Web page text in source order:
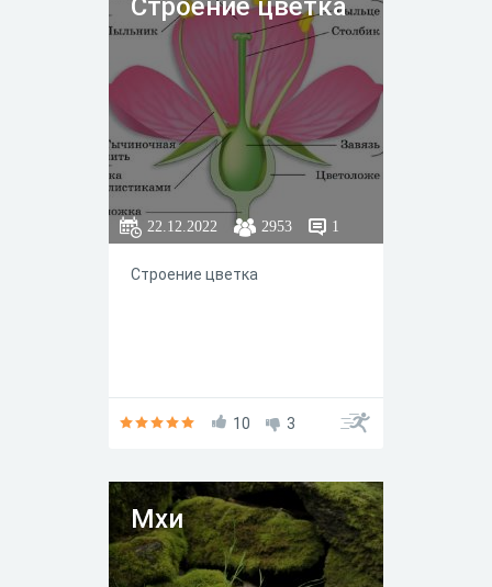
Строение цветка
22.12.2022 2953 1
Строение цветка ᅠ ᅠ ᅠ ᅠ ᅠ
10 3
Мхи ᅠ ᅠ ᅠ ᅠ ᅠ
ᅠ ᅠ ᅠ ᅠ ᅠ ᅠ ᅠ
ᅠ ᅠ ᅠ ᅠ ᅠ ᅠ ᅠ